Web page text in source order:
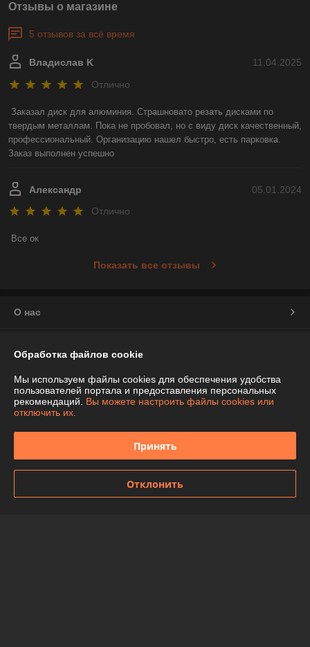
Отзывы о магазине
5 отзывов за всё время
11.04.2025
Владислав K
Отлично
Заказал диск для алюминия. Страшновато резать дисками по
твердым металлам. Пока не пробовал, но с виду диск качественный,
профессиональный. Организацию нашел быстро, есть парковка.
Заказ выполнен успешно
05.01.2024
Александр
Отлично
Все ок
Показать все отзывы
О нас
Доставка и оплата
График работы
Политика обработки cookies
Обработка файлов cookie
Мы используем файлы cookies для обеспечения удобства
пользователей портала и предоставления персональных
рекомендаций. Вы можете настроить файлы cookies или
отключить их.
Принять
Отклонить